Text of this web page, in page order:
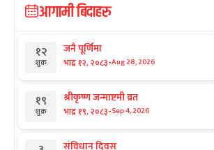
आगामी बिदाहरु
१२
शुक्र
जनै पूर्णिमा
भाद्र १२, २०८३-Aug 28, 2026
१९
शुक्र
श्रीकृष्ण जन्माष्टमी व्रत
भाद्र १९, २०८३-Sep 4, 2026
संविधान दिवस